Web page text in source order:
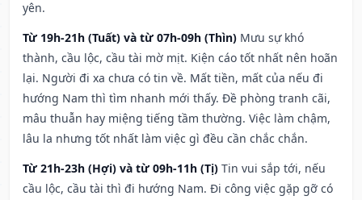
yên.
Từ 19h-21h (Tuất) và từ 07h-09h (Thìn) Mưu sự khó
thành, cầu lộc, cầu tài mờ mịt. Kiện cáo tốt nhất nên hoãn
lại. Người đi xa chưa có tin về. Mất tiền, mất của nếu đi
hướng Nam thì tìm nhanh mới thấy. Đề phòng tranh cãi,
mâu thuẫn hay miệng tiếng tầm thường. Việc làm chậm,
lâu la nhưng tốt nhất làm việc gì đều cần chắc chắn.
Từ 21h-23h (Hợi) và từ 09h-11h (Tị) Tin vui sắp tới, nếu
cầu lộc, cầu tài thì đi hướng Nam. Đi công việc gặp gỡ có